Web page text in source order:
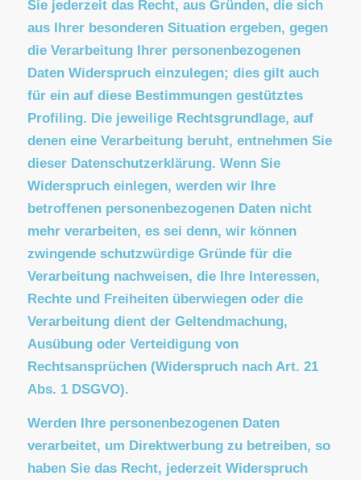
Widerspruchsrecht gegen die
Datenerhebung in besonderen Fällen
sowie gegen Direktwerbung (Art. 21
DSGVO)
Wenn die Datenverarbeitung auf Grundlage von
Art. 6 Abs. 1 lit. e oder f DSGVO erfolgt, haben
Sie jederzeit das Recht, aus Gründen, die sich
aus Ihrer besonderen Situation ergeben, gegen
die Verarbeitung Ihrer personenbezogenen
Daten Widerspruch einzulegen; dies gilt auch
für ein auf diese Bestimmungen gestütztes
Profiling. Die jeweilige Rechtsgrundlage, auf
denen eine Verarbeitung beruht, entnehmen Sie
dieser Datenschutzerklärung. Wenn Sie
Widerspruch einlegen, werden wir Ihre
betroffenen personenbezogenen Daten nicht
mehr verarbeiten, es sei denn, wir können
zwingende schutzwürdige Gründe für die
Verarbeitung nachweisen, die Ihre Interessen,
Rechte und Freiheiten überwiegen oder die